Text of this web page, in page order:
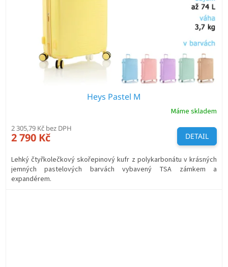
Heys Pastel M
Máme skladem
2 305,79 Kč bez DPH
2 790 Kč DETAIL
Lehký čtyřkolečkový skořepinový kufr z polykarbonátu v krásných
jemných pastelových barvách vybavený TSA zámkem a
expandérem.